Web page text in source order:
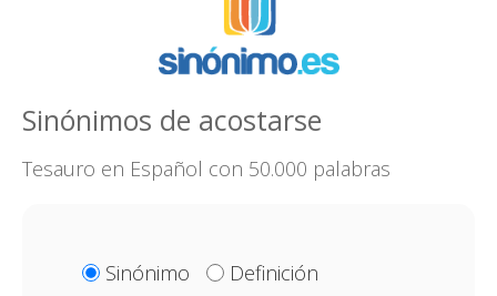
Sinónimos de acostarse
Tesauro en Español con 50.000 palabras
Sinónimo
Definición